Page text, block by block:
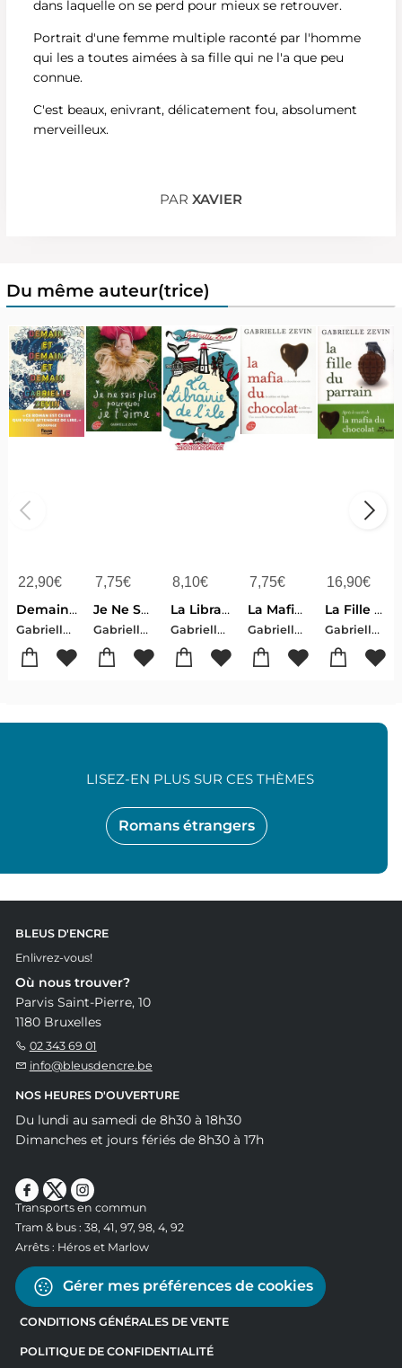
dans laquelle on se perd pour mieux se retrouver.
Portrait d'une femme multiple raconté par l'homme
qui les a toutes aimées à sa fille qui ne l'a que peu
connue.
C'est beaux, enivrant, délicatement fou, absolument
merveilleux.
PAR XAVIER
Du même auteur(trice)
22,90€
Demain Et Demain, Et Demain
Gabrielle Zevin
7,75€
Je Ne Sais Plus Pourquoi Je T'aime
Gabrielle Zevin
8,10€
La Librairie De L'ile
Gabrielle Zevin
7,75€
La Mafia Du Chocolat
Gabrielle Zevin
16,90€
La Fille Du Parrain Tome 2
Gabrielle Zevin
Romans étrangers
LISEZ-EN PLUS SUR CES THÈMES
BLEUS D'ENCRE
Enlivrez-vous!
Où nous trouver?
Parvis Saint-Pierre, 10
1180 Bruxelles
02 343 69 01
info@bleusdencre.be
NOS HEURES D'OUVERTURE
Du lundi au samedi de 8h30 à 18h30
Dimanches et jours fériés de 8h30 à 17h
Transports en commun
Tram & bus : 38, 41, 97, 98, 4, 92
Arrêts : Héros et Marlow
Gérer mes préférences de cookies
CONDITIONS GÉNÉRALES DE VENTE
POLITIQUE DE CONFIDENTIALITÉ